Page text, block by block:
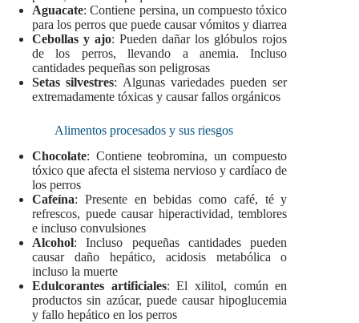
Aguacate: Contiene persina, un compuesto tóxico
para los perros que puede causar vómitos y diarrea
Cebollas y ajo: Pueden dañar los glóbulos rojos
de los perros, llevando a anemia. Incluso
cantidades pequeñas son peligrosas
Setas silvestres: Algunas variedades pueden ser
extremadamente tóxicas y causar fallos orgánicos
Alimentos procesados y sus riesgos
Chocolate: Contiene teobromina, un compuesto
tóxico que afecta el sistema nervioso y cardíaco de
los perros
Cafeína: Presente en bebidas como café, té y
refrescos, puede causar hiperactividad, temblores
e incluso convulsiones
Alcohol: Incluso pequeñas cantidades pueden
causar daño hepático, acidosis metabólica o
incluso la muerte
Edulcorantes artificiales: El xilitol, común en
productos sin azúcar, puede causar hipoglucemia
y fallo hepático en los perros